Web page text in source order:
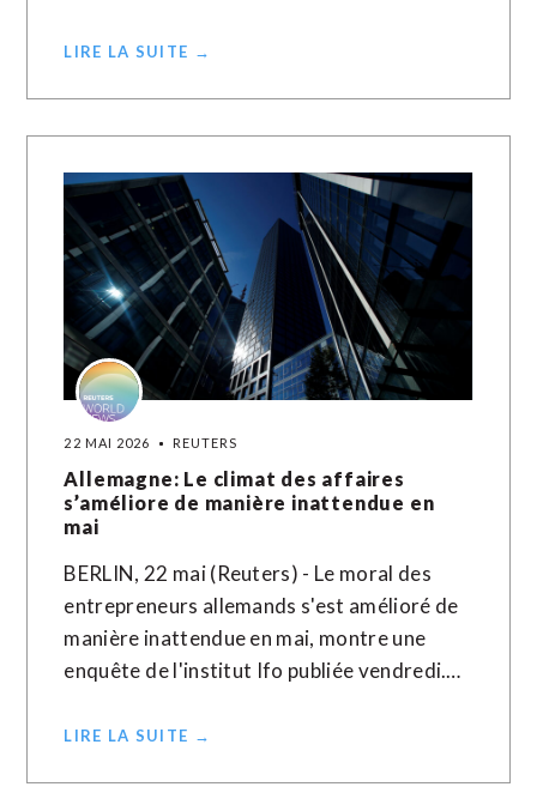
LIRE LA SUITE →
22 MAI 2026 REUTERS
Allemagne: Le climat des affaires
s’améliore de manière inattendue en
mai
BERLIN, 22 mai (Reuters) - Le moral des
entrepreneurs allemands s'est amélioré de
manière inattendue ​en ‌mai, montre une ​
enquête ⁠de l'institut Ifo publiée ‌vendredi.…
LIRE LA SUITE →